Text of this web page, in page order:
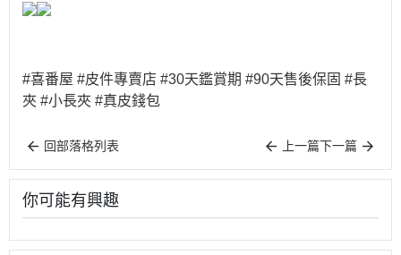
#喜番屋 #皮件專賣店 #30天鑑賞期 #90天售後保固 #長
夾 #小長夾 #真皮錢包
回部落格列表 上一篇下一篇
你可能有興趣